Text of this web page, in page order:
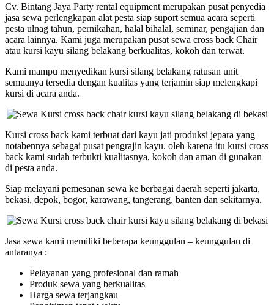
Cv. Bintang Jaya Party rental equipment merupakan pusat penyedia
jasa sewa perlengkapan alat pesta siap suport semua acara seperti
pesta ulnag tahun, pernikahan, halal bihalal, seminar, pengajian dan
acara lainnya. Kami juga merupakan pusat sewa cross back Chair
atau kursi kayu silang belakang berkualitas, kokoh dan terwat.
Kami mampu menyedikan kursi silang belakang ratusan unit
semuanya tersedia dengan kualitas yang terjamin siap melengkapi
kursi di acara anda.
Kursi cross back kami terbuat dari kayu jati produksi jepara yang
notabennya sebagai pusat pengrajin kayu. oleh karena itu kursi cross
back kami sudah terbukti kualitasnya, kokoh dan aman di gunakan
di pesta anda.
Siap melayani pemesanan sewa ke berbagai daerah seperti jakarta,
bekasi, depok, bogor, karawang, tangerang, banten dan sekitarnya.
Jasa sewa kami memiliki beberapa keunggulan – keunggulan di
antaranya :
Pelayanan yang profesional dan ramah
Produk sewa yang berkualitas
Harga sewa terjangkau